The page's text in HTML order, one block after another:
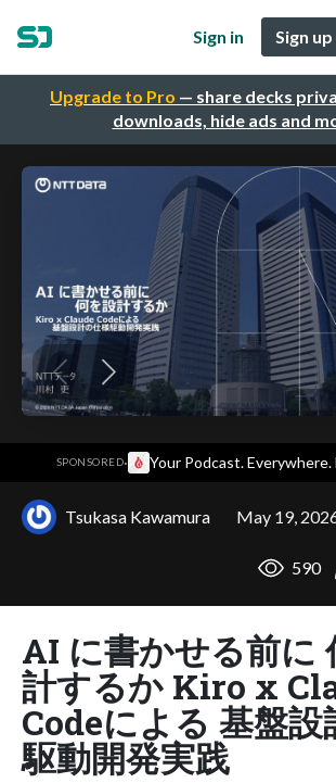
Upgrade to Pro — share decks
downloads, hide ads and
Sign in Sign
SPONSORED· Your Podcast.
Tsukasa Kawamura May 19,
590
AI に書かせる前に
計するか Kiro x
Codeによる 基盤設
駆動開発実践